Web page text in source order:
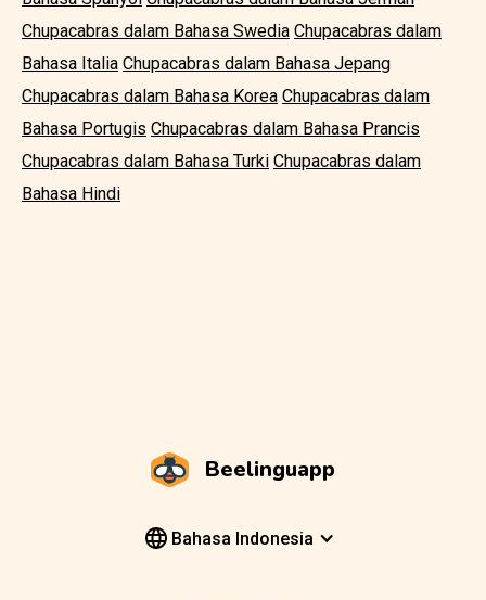
Chupacabras dalam Bahasa Swedia Chupacabras dalam
Bahasa Italia Chupacabras dalam Bahasa Jepang
Chupacabras dalam Bahasa Korea Chupacabras dalam
Bahasa Portugis Chupacabras dalam Bahasa Prancis
Chupacabras dalam Bahasa Turki Chupacabras dalam
Bahasa Hindi
Beelinguapp
Bahasa Indonesia